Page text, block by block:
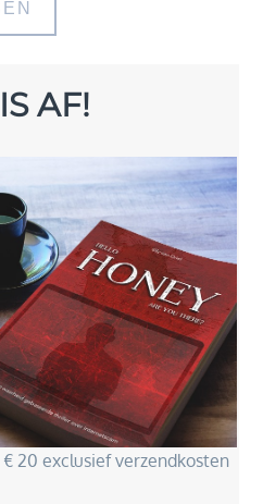
AF!
20 exclusief verzendkosten